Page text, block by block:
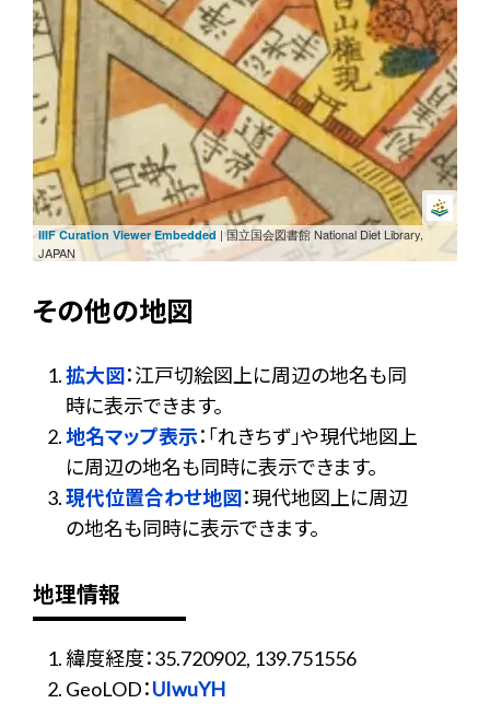
IIIF Curation Viewer Embedded | 国立国会図書館 National Diet Library,
JAPAN
その他の地図
拡大図：江戸切絵図上に周辺の地名も同
時に表示できます。
地名マップ表示：「れきちず」や現代地図上
に周辺の地名も同時に表示できます。
現代位置合わせ地図：現代地図上に周辺
の地名も同時に表示できます。
地理情報
緯度経度：35.720902, 139.751556
GeoLOD：UIwuYH